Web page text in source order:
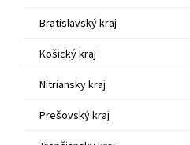
Bratislavský kraj
Košický kraj
Nitriansky kraj
Prešovský kraj